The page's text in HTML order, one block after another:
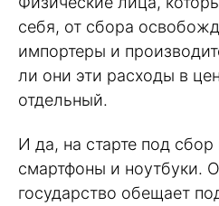
себя, от сбора
импортеры и
ли они эти расходы в
отдельный.
И да, на старте под сбор
смартфоны и ноутбуки.
государство обещает